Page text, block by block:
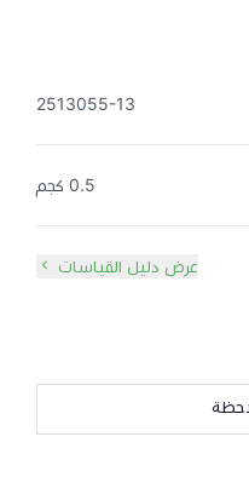
2513055-13
0.5 كجم
عرض دليل القياسات